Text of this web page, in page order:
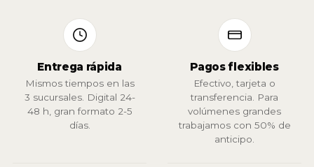
Entrega rápida
Mismos tiempos en las
3 sucursales. Digital 24-
48 h, gran formato 2-5
días.
Pagos flexibles
Efectivo, tarjeta o
transferencia. Para
volúmenes grandes
trabajamos con 50% de
anticipo.